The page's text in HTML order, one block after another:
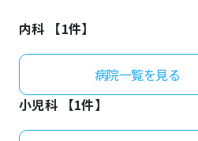
内科 【1件】
病院一覧を見る
小児科 【1件】